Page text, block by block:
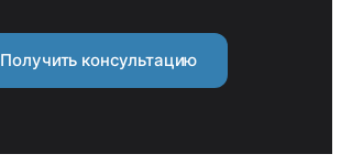
Получить консультацию